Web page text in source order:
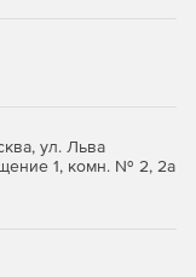
ул. Льва
1, комн. № 2, 2а